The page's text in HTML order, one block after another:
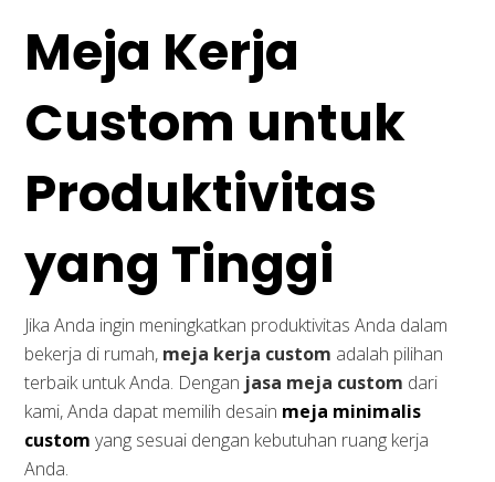
Meja Kerja
Custom untuk
Produktivitas
yang Tinggi
Jika Anda ingin meningkatkan produktivitas Anda dalam
bekerja di rumah, meja kerja custom adalah pilihan
terbaik untuk Anda. Dengan jasa meja custom dari
kami, Anda dapat memilih desain meja minimalis
custom yang sesuai dengan kebutuhan ruang kerja
Anda.